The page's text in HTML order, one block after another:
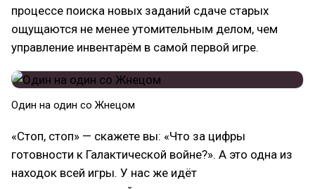
процессе поиска новых заданий сдаче старых
ощущаются не менее утомительным делом, чем
управление инвентарём в самой первой игре.
Один на один со Жнецом
«Стоп, стоп» — скажете вы: «Что за цифры
готовности к Галактической войне?». А это одна из
находок всей игры. У нас же идёт